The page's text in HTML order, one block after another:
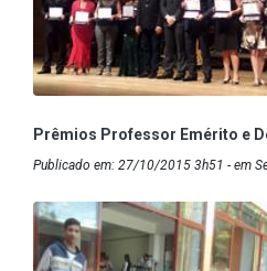
Prêmios Professor Emérito e
Publicado em: 27/10/2015 3h51 - em